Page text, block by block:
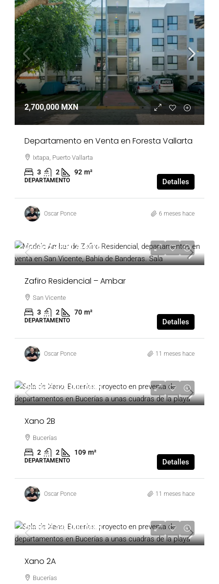
2,700,000 MXN
Departamento en Venta en Foresta Vallarta
Ixtapa, Puerto Vallarta
3 2 92 m²
DEPARTAMENTO Detalles
Oscar Ponce 6 meses hace
Desde1,469,174 MXN
Zafiro Residencial – Ambar
San Vicente
3 2 70 m²
DEPARTAMENTO Detalles
Oscar Ponce 11 meses hace
Desde5,828,000 MXN
Xano 2B
Bucerías
2 2 109 m²
DEPARTAMENTO Detalles
Oscar Ponce 11 meses hace
Desde5,490,000 MXN
Xano 2A
Bucerías